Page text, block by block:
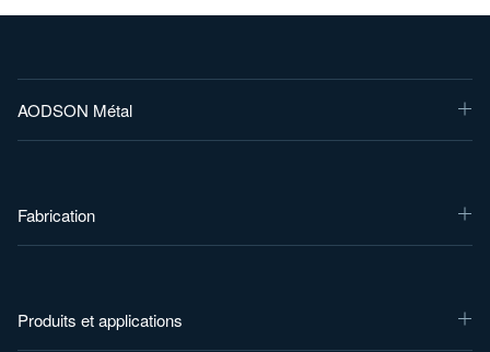
AODSON Métal
Fabrication
Produits et applications